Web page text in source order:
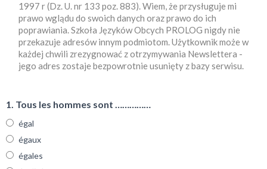
1997 r (Dz. U. nr 133 poz. 883). Wiem, że przysługuje mi
prawo wglądu do swoich danych oraz prawo do ich
poprawiania. Szkoła Języków Obcych PROLOG nigdy nie
przekazuje adresów innym podmiotom. Użytkownik może w
każdej chwili zrezygnować z otrzymywania Newslettera -
jego adres zostaje bezpowrotnie usunięty z bazy serwisu.
1. Tous les hommes sont ……………
égal
égaux
égales